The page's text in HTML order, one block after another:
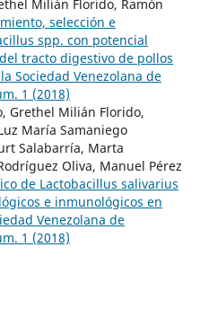
Milián Florido, Ramón
selección e
spp. con potencial
tracto digestivo de pollos
Sociedad Venezolana de
1 (2018)
Grethel Milián Florido,
María Samaniego
Salabarría, Marta
Oliva, Manuel Pérez
de Lactobacillus salivarius
e inmunológicos en
Venezolana de
1 (2018)